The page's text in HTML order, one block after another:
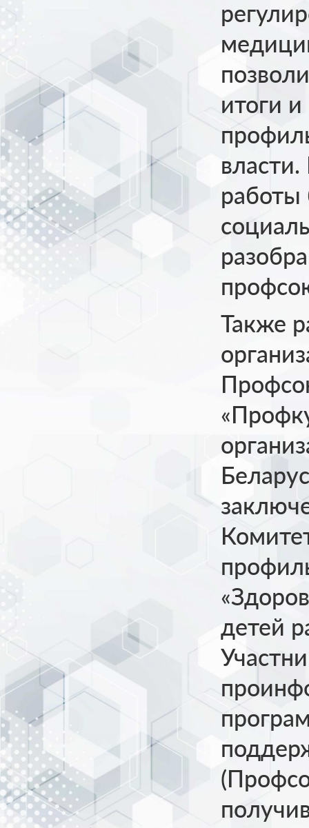
итоги
работы
Также
детей